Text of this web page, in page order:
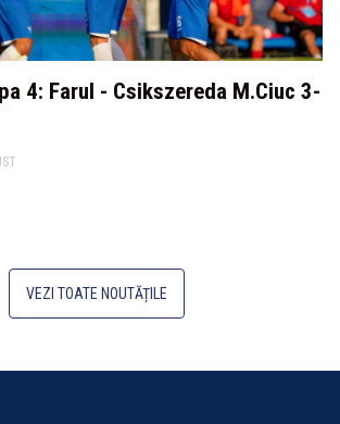
4: Farul - Csikszereda M.Ciuc 3-
VEZI TOATE NOUTĂȚILE